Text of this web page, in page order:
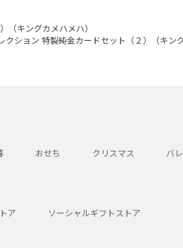
（キングカメハメハ）
クション 特製純金カードセット（２）（キン
おせち クリスマス バ
ア ソーシャルギフトストア